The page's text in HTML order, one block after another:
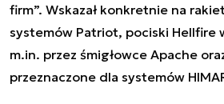
firm”. Wskazał konkretnie na
systemów Patriot, pociski Hellfire
m.in. przez śmigłowce Apache
przeznaczone dla systemów